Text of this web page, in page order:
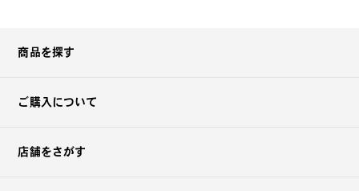
商品を探す
ご購入について
店舗をさがす